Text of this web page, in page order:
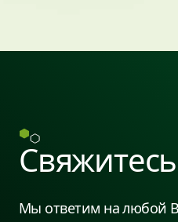
Мы ответим на любой